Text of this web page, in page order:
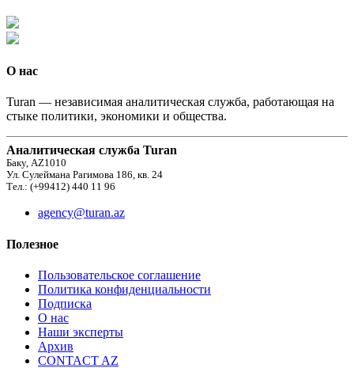
О нас
Turan — независимая аналитическая служба, работающая на
стыке политики, экономики и общества.
Аналитическая служба Turan
Баку, AZ1010
Ул. Сулеймана Рагимова 186, кв. 24
Тел.: (+99412) 440 11 96
agency@turan.az
Полезное
Пользовательское соглашение
Политика конфиденциальности
Подписка
О нас
Наши эксперты
Архив
CONTACT AZ